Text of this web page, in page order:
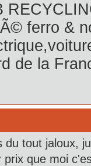
ferro &
de la
du tout jaloux,
prix que moi